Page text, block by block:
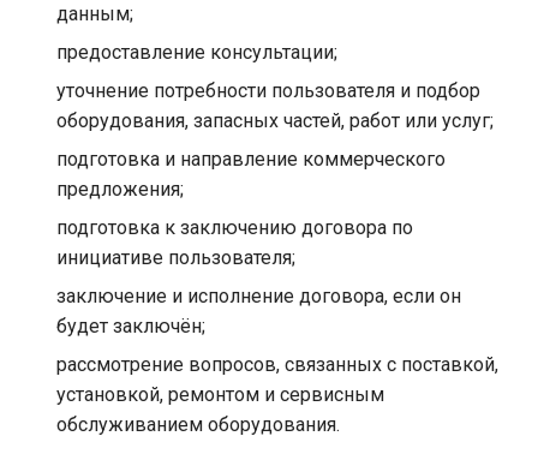
данным;
предоставление консультации;
уточнение потребности пользователя и подбор
оборудования, запасных частей, работ или услуг;
подготовка и направление коммерческого
предложения;
подготовка к заключению договора по
инициативе пользователя;
заключение и исполнение договора, если он
будет заключён;
рассмотрение вопросов, связанных с поставкой,
установкой, ремонтом и сервисным
обслуживанием оборудования.